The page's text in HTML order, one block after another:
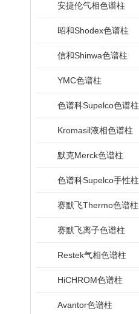
安捷伦气相色谱柱
昭和Shodex色谱柱
信和Shinwa色谱柱
YMC色谱柱
色谱科Supelco色谱柱
Kromasil液相色谱柱
默克Merck色谱柱
色谱科Supelco手性柱
赛默飞Thermo色谱柱
赛默飞离子色谱柱
Restek气相色谱柱
HiCHROM色谱柱
Avantor色谱柱